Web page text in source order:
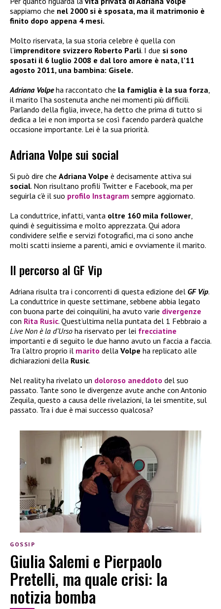
sappiamo che nel 2000 si è sposata, ma il matrimonio è
finito dopo appena 4 mesi.
Molto riservata, la sua storia celebre è quella con
l’imprenditore svizzero Roberto Parli. I due si sono
sposati il 6 luglio 2008 e dal loro amore è nata, l’11
agosto 2011, una bambina: Gisele.
Adriana Volpeha raccontato che la famiglia è la sua forza,
il marito l’ha sostenuta anche nei momenti più difficili.
Parlando della figlia, invece, ha detto che prima di tutto si
dedica a lei e non importa se così facendo parderà qualche
occasione importante. Lei è la sua priorità.
Adriana Volpe sui social
Si può dire che Adriana Volpe è decisamente attiva sui
social. Non risultano profili Twitter e Facebook, ma per
seguirla c’è il suo profilo Instagram sempre aggiornato.
La conduttrice, infatti, vanta oltre 160 mila follower
quindi è seguitissima e molto apprezzata. Qui adora
condividere selfie e servizi fotografici, ma ci sono anche
molti scatti insieme a parenti, amici e ovviamente il marito.
Il percorso al GF Vip
Adriana risulta tra i concorrenti di questa edizione del GF Vip.
La conduttrice in queste settimane, sebbene abbia legato
con buona parte dei coinquilini, ha avuto varie divergenze
con Rita Rusic. Quest’ultima nella puntata del 1 Febbraio a
Live Non è la d’Urso ha riservato per lei frecciatine
importanti e di seguito le due hanno avuto un faccia a faccia.
Tra l’altro proprio il marito della Volpe ha replicato alle
dichiarazioni della Rusic.
Nel reality ha rivelato un doloroso aneddoto del suo
passato. Tante sono le divergenze avute anche con Antonio
Zequila, questo a causa delle rivelazioni, la lei smentite, sul
passato. Tra i due è mai successo qualcosa?
GOSSIP
Giulia Salemi e Pierpaolo
Pretelli, ma quale crisi: la
notizia bomba